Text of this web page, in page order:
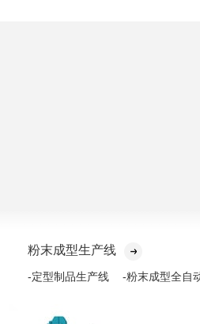
粉末成型生产线
-定型制品生产线